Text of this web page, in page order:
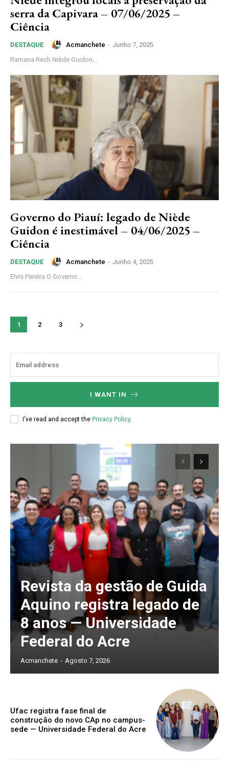
serra da Capivara – 07/06/2025 –
Ciência
DESTAQUE Acmanchete - Junho 7, 2025
Ramana Rech Niède Guidon...
Governo do Piauí: legado de Niède
Guidon é inestimável – 04/06/2025 –
Ciência
DESTAQUE Acmanchete - Junho 4, 2025
Elvis Pereira O Governo...
1 2 3
I WANT IN
I've read and accept the Privacy Policy.
Revista da gestão de Guida
Aquino registra legado de
8 anos — Universidade
Federal do Acre
Acmanchete - Agosto 7, 2026
Ufac registra fase final de
construção do novo CAp no campus-
sede — Universidade Federal do Acre